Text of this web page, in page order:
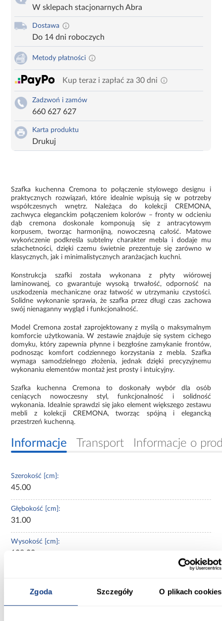
Zgoda Szczegóły O plikach cookies
W sklepach stacjonarnych Abra
Dostawa
Do 14 dni roboczych
Metody płatności
Kup teraz i zapłać za 30 dni
Zadzwoń i zamów
660 627 627
Karta produktu
Drukuj
Szafka kuchenna Cremona to połączenie stylowego designu i
praktycznych rozwiązań, które idealnie wpisują się w potrzeby
współczesnych wnętrz. Należąca do kolekcji CREMONA,
zachwyca eleganckim połączeniem kolorów – fronty w odcieniu
dąb cremona doskonale komponują się z antracytowym
korpusem, tworząc harmonijną, nowoczesną całość. Matowe
wykończenie podkreśla subtelny charakter mebla i dodaje mu
szlachetności, dzięki czemu świetnie prezentuje się zarówno w
klasycznych, jak i minimalistycznych aranżacjach kuchni.
Konstrukcja szafki została wykonana z płyty wiórowej
laminowanej, co gwarantuje wysoką trwałość, odporność na
uszkodzenia mechaniczne oraz łatwość w utrzymaniu czystości.
Solidne wykonanie sprawia, że szafka przez długi czas zachowa
swój nienaganny wygląd i funkcjonalność.
Model Cremona został zaprojektowany z myślą o maksymalnym
komforcie użytkowania. W zestawie znajduje się system cichego
domyku, który zapewnia płynne i bezgłośne zamykanie frontów,
podnosząc komfort codziennego korzystania z mebla. Szafka
wymaga samodzielnego złożenia, jednak dzięki precyzyjnemu
wykonaniu elementów montaż jest prosty i intuicyjny.
Szafka kuchenna Cremona to doskonały wybór dla osób
ceniących nowoczesny styl, funkcjonalność i solidność
wykonania. Idealnie sprawdzi się jako element większego zestawu
mebli z kolekcji CREMONA, tworząc spójną i elegancką
przestrzeń kuchenną.
Informacje Transport Informacje o
Szerokość [cm]:
45.00
Głębokość [cm]:
31.00
Wysokość [cm]:
108.00
Kolor frontów: